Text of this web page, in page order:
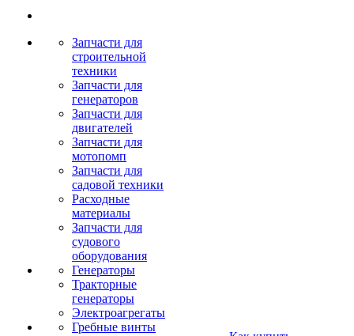
Запчасти для
строительной
техники
Запчасти для
генераторов
Запчасти для
двигателей
Запчасти для
мотопомп
Запчасти для
садовой техники
Расходные
материалы
Запчасти для
судового
оборудования
Генераторы
Тракторные
генераторы
Электроагрегаты
Гребные винты